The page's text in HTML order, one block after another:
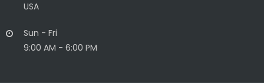
USA
Sun - Fri
9:00 AM - 6:00 PM